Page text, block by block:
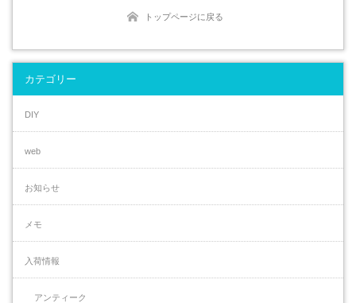
トップページに戻る
カテゴリー
DIY
web
お知らせ
メモ
入荷情報
アンティーク